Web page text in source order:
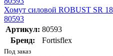
Хомут силовой ROBUST SR
80593
Артикул: 80593
Бренд:
Fortisflex
Под заказ